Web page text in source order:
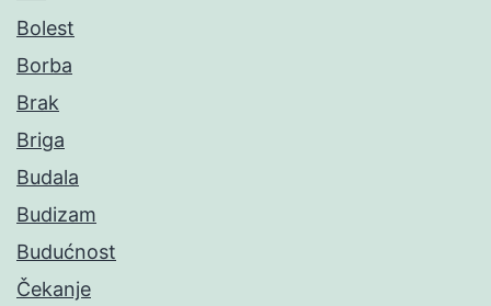
Bolest
Borba
Brak
Briga
Budala
Budizam
Budućnost
Čekanje